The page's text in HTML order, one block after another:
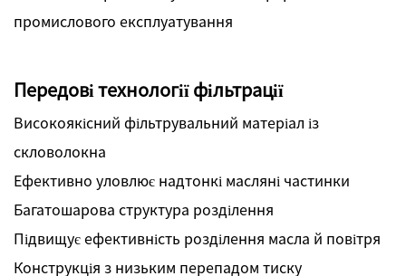
промислового експлуатування
Передові технології фільтрації
Високоякісний фільтрувальний матеріал із
скловолокна
Ефективно уловлює надтонкі масляні частинки
Багатошарова структура розділення
Підвищує ефективність розділення масла й повітря
Конструкція з низьким перепадом тиску